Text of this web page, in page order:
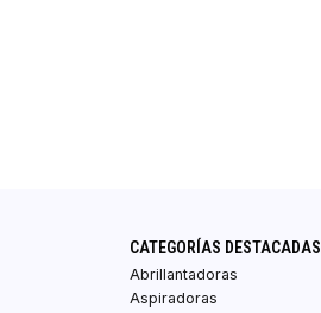
CATEGORÍAS DESTACADAS
Abrillantadoras
Aspiradoras